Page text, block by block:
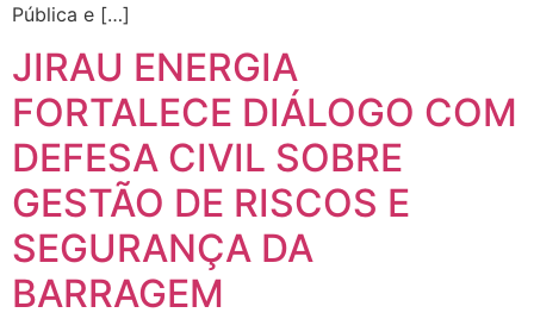
Pública e […]
JIRAU ENERGIA
FORTALECE DIÁLOGO COM
DEFESA CIVIL SOBRE
GESTÃO DE RISCOS E
SEGURANÇA DA
BARRAGEM